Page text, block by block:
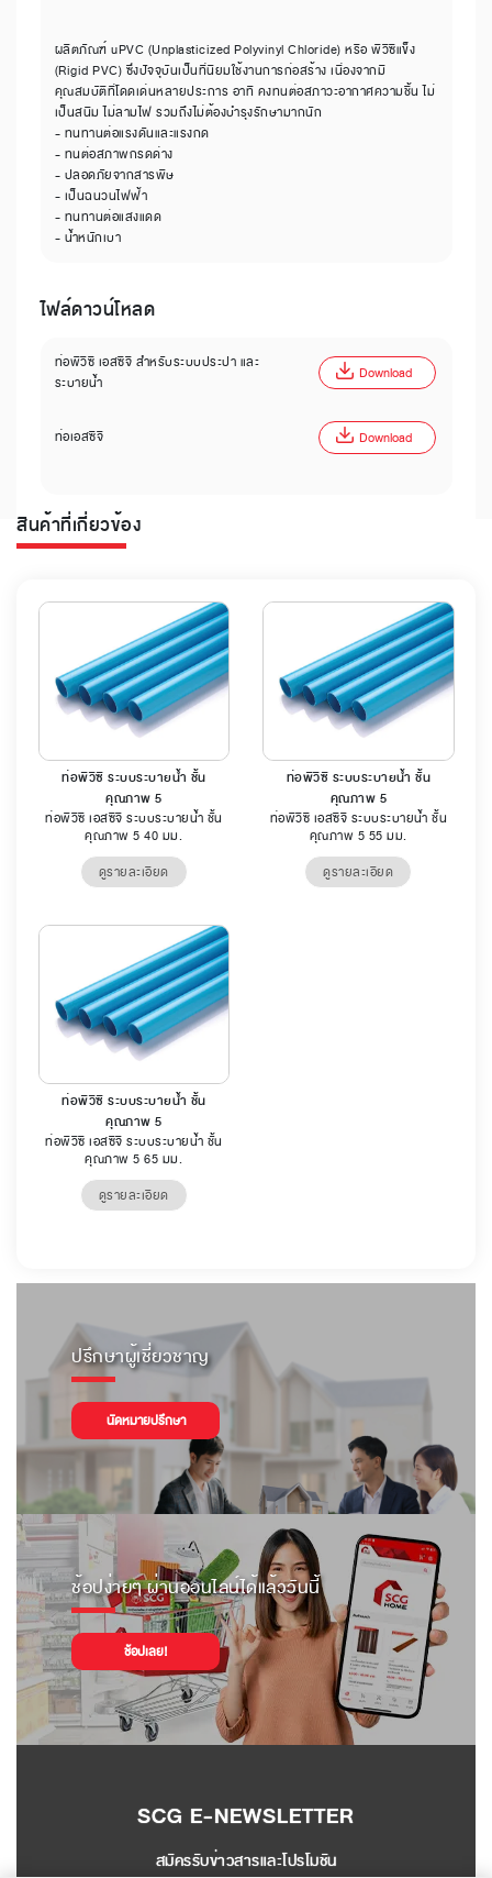
ผลิตภัณฑ์ uPVC (Unplasticized Polyvinyl Chloride) หรือ พีวีซีแข็ง
(Rigid PVC) ซึ่งปัจจุบันเป็นที่นิยมใช้งานการก่อสร้าง เนื่องจากมี
คุณสมบัติที่โดดเด่นหลายประการ อาทิ คงทนต่อสภาวะอากาศความชื้น ไม่
เป็นสนิม ไม่ลามไฟ รวมถึงไม่ต้องบำรุงรักษามากนัก
- ทนทานต่อแรงดันและแรงกด
- ทนต่อสภาพกรดด่าง
- ปลอดภัยจากสารพิษ
- เป็นฉนวนไฟฟ้า
- ทนทานต่อแสงแดด
- น้ำหนักเบา
ไฟล์ดาวน์โหลด
ท่อพีวีซี เอสซีจี สำหรับระบบประปา และ
ระบายน้ำ
Download
ท่อเอสซีจี Download
สินค้าที่เกี่ยวข้อง
ท่อพีวีซี ระบบระบายน้ำ ชั้น
คุณภาพ 5
ท่อพีวีซี เอสซีจี ระบบระบายน้ำ ชั้น
คุณภาพ 5 40 มม.
ดูรายละเอียด
ท่อพีวีซี ระบบระบายน้ำ ชั้น
คุณภาพ 5
ท่อพีวีซี เอสซีจี ระบบระบายน้ำ ชั้น
คุณภาพ 5 55 มม.
ดูรายละเอียด
ท่อพีวีซี ระบบระบายน้ำ ชั้น
คุณภาพ 5
ท่อพีวีซี เอสซีจี ระบบระบายน้ำ ชั้น
คุณภาพ 5 65 มม.
ดูรายละเอียด
ปรึกษาผู้เชี่ยวชาญ
นัดหมายปรึกษา
ช้อปง่ายๆ ผ่านออนไลน์ได้แล้ววันนี้
ช้อปเลย!
SCG E-NEWSLETTER
สมัครรับข่าวสารและโปรโมชัน